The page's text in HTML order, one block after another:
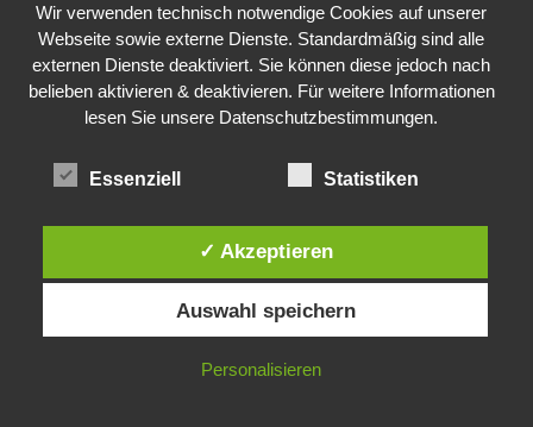
Juni 2022
Mai 2022
April 2022
Januar 2022
Dezember 2021
Diese Website verwendet Cookies. Durch die weitere Nutzung dieser
Website stimmst du der Verwendung von Cookies zu.
IN ORDNUNG
Wir verwenden technisch notwendige Cookies auf unserer
Webseite sowie externe Dienste. Standardmäßig sind alle
externen Dienste deaktiviert. Sie können diese jedoch nach
belieben aktivieren & deaktivieren. Für weitere Informationen
lesen Sie unsere Datenschutzbestimmungen.
Essenziell Statistiken
✓ Akzeptieren
Auswahl speichern
Personalisieren